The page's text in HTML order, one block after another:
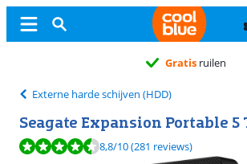
Gratis ruilen
Externe harde schijven (HDD)
Seagate Expansion Portable 5
Beoordeling is 8,8 van de 10, gebaseerd op 281
8,8/10(281 reviews)